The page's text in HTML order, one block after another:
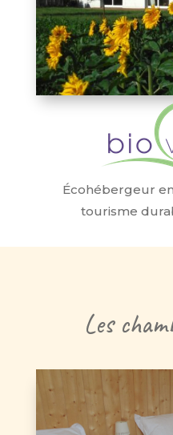
Écohébergeur
tourisme
Les